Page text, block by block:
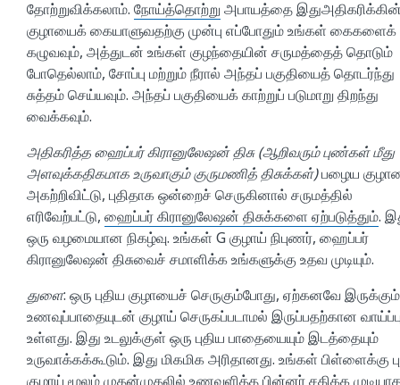
தோற்றுவிக்கலாம். நோய்த்தொற்று அபாயத்தை
குழாயைக் கையாளுவதற்கு முன்பு எப்போதும் உங்கள் கைகளைக்
கழுவவும், அத்துடன் உங்கள் குழந்தையின் சருமத்தைத் தொடும்
போதெல்லாம், சோப்பு மற்றும் நீரால் அந்தப் பகுதியைத் தொடர்ந்து
சுத்தம் செய்யவும். அந்தப் பகுதியைக் காற்றுப் படுமாறு திறந்து
வைக்கவும்.
அதிகரித்த ஹைப்பர் கிரானுலேஷன் திசு (ஆறிவரும் புண்கள் மீது
அளவுக்கதிகமாக உருவாகும் குருமணித் திசுக்கள்)பழைய
அகற்றிவிட்டு, புதிதாக ஒன்றைச் செருகினால் சருமத்தில்
எரிவேற்பட்டு, ஹைப்பர் கிரானுலேஷன் திசுக்களை ஏற்படுத்தும்.
ஒரு வழமையான நிகழ்வு. உங்கள் G குழாய் நிபுணர், ஹைப்பர்
கிரானுலேஷன் திசுவைச் சமாளிக்க உங்களுக்கு உதவ முடியும்.
துளை: ஒரு புதிய குழாயைச் செருகும்போது, ஏற்கனவே இருக்கும்
உணவுப்பாதையுடன் குழாய் செருகப்படாமல் இருப்பதற்கான
உள்ளது. இது உடலுக்குள் ஒரு புதிய பாதையையும் இடத்தையும்
உருவாக்கக்கூடும். இது மிகமிக அரிதானது. உங்கள் பிள்ளைக்கு
குழாய் மூலம் முதன்முதலில் உணவளித்த பின்னர் சகிக்க